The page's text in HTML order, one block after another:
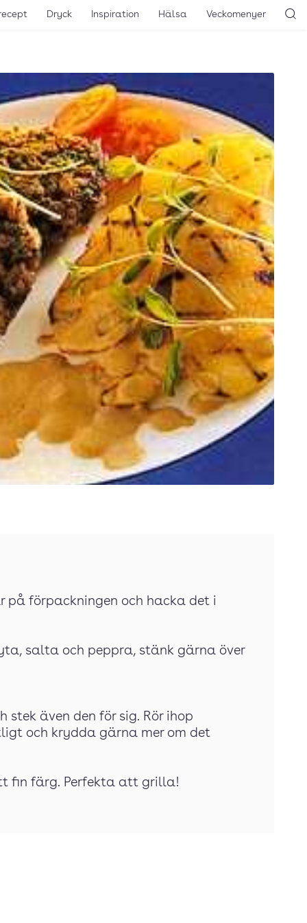
Dryck Inspiration Hälsa Veckomenyer
på förpackningen och hacka det i
salta och peppra, stänk gärna över
stek även den för sig. Rör ihop
och krydda gärna mer om det
fin färg. Perfekta att grilla!